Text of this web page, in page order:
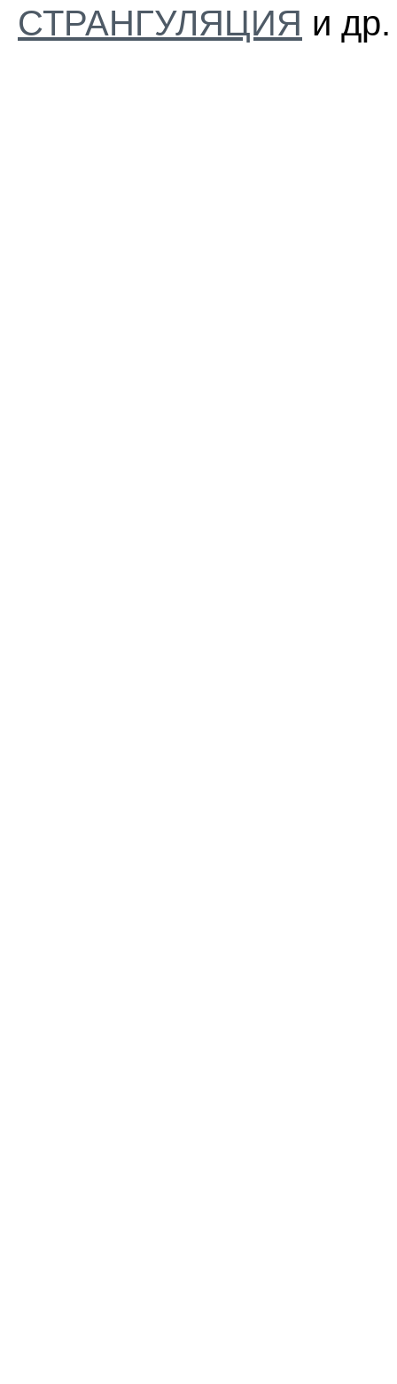
СТРАНГУЛЯЦИЯ и